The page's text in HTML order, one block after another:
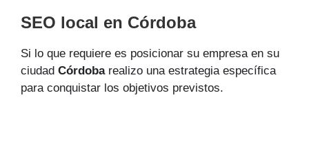
SEO local en Córdoba
Si lo que requiere es posicionar su empresa en su
ciudad Córdobarealizo una estrategia específica
para conquistar los objetivos previstos.